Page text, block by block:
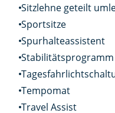
Sitzlehne geteilt
Sportsitze
Spurhalteassistent
Stabilitätsprogramm
Tempomat
Travel Assist